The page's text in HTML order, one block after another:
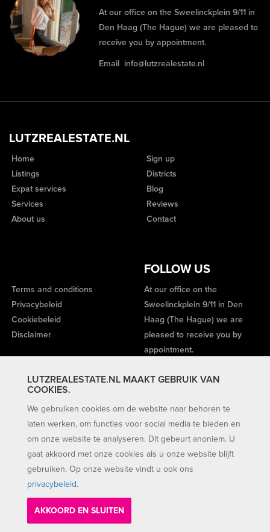
LUTZREALESTATE.NL MAAKT GEBRUIK VAN
COOKIES.
We gebruiken cookies om de website naar behoren te
laten werken, om functies voor social media te bieden en
om onze website te analyseren. Dit gebeurt anoniem. U
gaat akkoord met onze cookies als u onze website blijft
gebruiken. Op onze website vindt u ook ons
privacybeleid.
AKKOORD EN SLUITEN
At our office on the Sweelinckplein 9/11 in
Den Haag (The Hague) we are pleased to
receive you by appointment.
Email info@lutzrealestate.nl
LUTZREALESTATE.NL
Home
Listings
Expat services
Services
About us
Sign up
Districts
Blog
Reviews
Contact
FOLLOW US
Terms and conditions
Privacybeleid
Cookiebeleid
Disclaimer
At our office on the
Sweelinckplein 9/11 in Den
Haag (The Hague) we are
pleased to receive you by
appointment.